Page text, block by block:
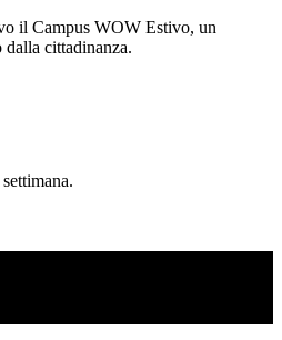
il Campus WOW Estivo, un
cittadinanza.